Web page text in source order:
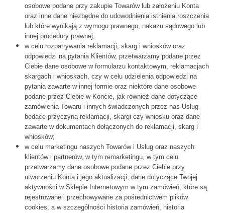
osobowe podane przy zakupie Towarów lub założeniu Konta
oraz inne dane niezbędne do udowodnienia istnienia roszczenia
lub które wynikają z wymogu prawnego, nakazu sądowego lub
innej procedury prawnej;
w celu rozpatrywania reklamacji, skarg i wniosków oraz
odpowiedzi na pytania Klientów, przetwarzamy podane przez
Ciebie dane osobowe w formularzu kontaktowym, reklamacjach
skargach i wnioskach, czy w celu udzielenia odpowiedzi na
pytania zawarte w innej formie oraz niektóre dane osobowe
podane przez Ciebie w Koncie, jak również dane dotyczące
zamówienia Towaru i innych świadczonych przez nas Usług
będące przyczyną reklamacji, skargi czy wniosku oraz dane
zawarte w dokumentach dołączonych do reklamacji, skarg i
wniosków;
w celu marketingu naszych Towarów i Usług oraz naszych
klientów i partnerów, w tym remarketingu, w tym celu
przetwarzamy dane osobowe podane przez Ciebie przy
utworzeniu Konta i jego aktualizacji, dane dotyczące Twojej
aktywności w Sklepie Internetowym w tym zamówień, które są
rejestrowane i przechowywane za pośrednictwem plików
cookies, a w szczególności historia zamówień, historia